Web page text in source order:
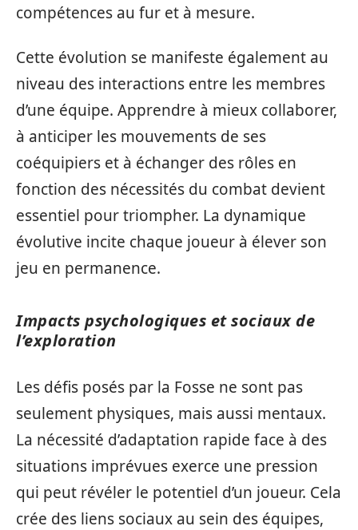
compétences au fur et à mesure.
Cette évolution se manifeste également au
niveau des interactions entre les membres
d’une équipe. Apprendre à mieux collaborer,
à anticiper les mouvements de ses
coéquipiers et à échanger des rôles en
fonction des nécessités du combat devient
essentiel pour triompher. La dynamique
évolutive incite chaque joueur à élever son
jeu en permanence.
Impacts psychologiques et sociaux de
l’exploration
Les défis posés par la Fosse ne sont pas
seulement physiques, mais aussi mentaux.
La nécessité d’adaptation rapide face à des
situations imprévues exerce une pression
qui peut révéler le potentiel d’un joueur. Cela
crée des liens sociaux au sein des équipes,